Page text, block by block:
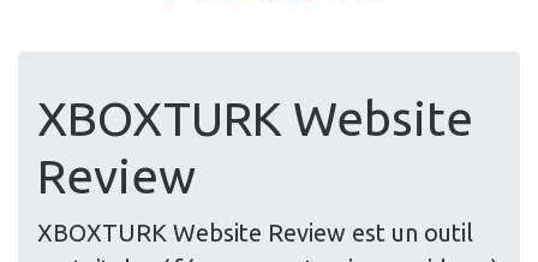
XBOXTURK Website
Review
XBOXTURK Website Review est un outil